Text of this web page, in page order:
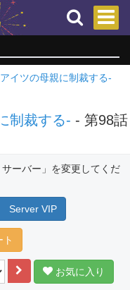
イツの母親に制裁する-
制裁する- - 第98話
ーバー」を変更してくだ
Server VIP
ト
お気に入り